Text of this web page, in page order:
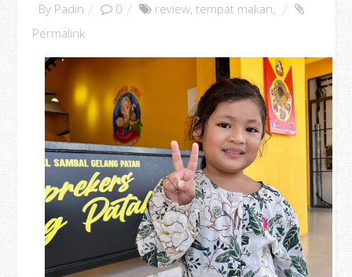
By Padin 0 review, tempat makan,
Permalink